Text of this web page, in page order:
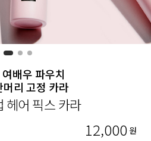
배우 파우치
리 고정 카라
헤어 픽스 카라
12,000 원